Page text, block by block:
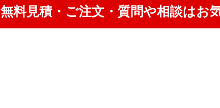
無料見積・ご注文・質問や相談はお